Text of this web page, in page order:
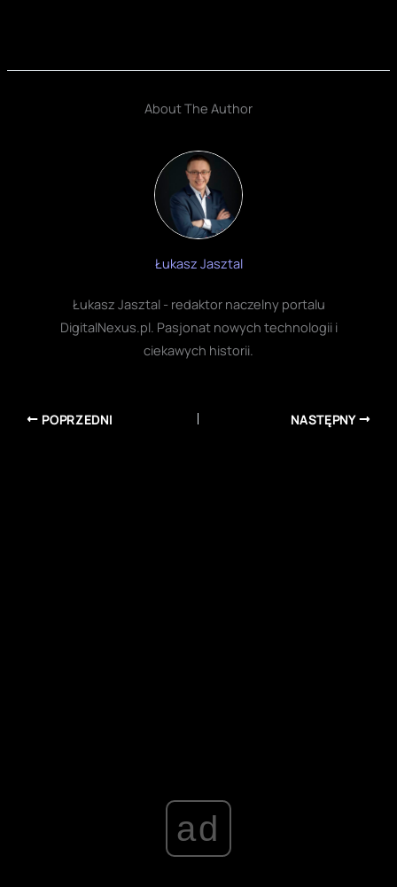
About The Author
Łukasz Jasztal
Łukasz Jasztal - redaktor naczelny portalu
DigitalNexus.pl. Pasjonat nowych technologii i
ciekawych historii.
POPRZEDNI NASTĘPNY
ad